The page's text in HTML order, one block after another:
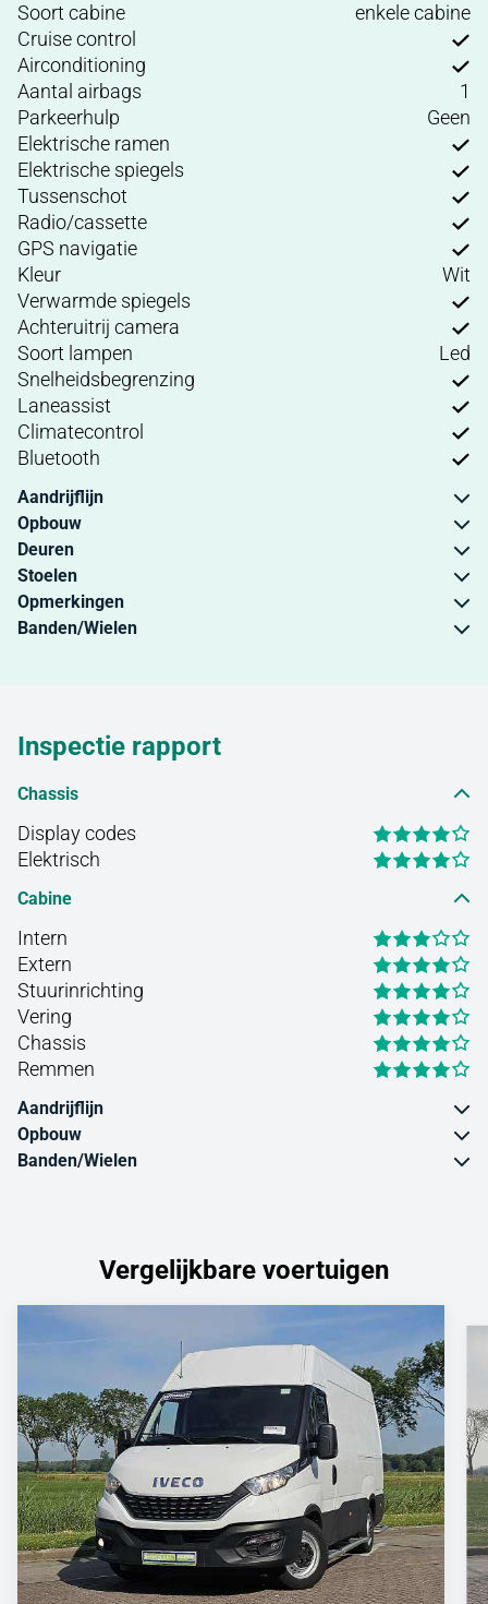
Soort cabine
enkele cabine
Cruise control
Airconditioning
Aantal airbags
1
Parkeerhulp
Geen
Elektrische ramen
Elektrische spiegels
Tussenschot
Radio/cassette
GPS navigatie
Kleur
Wit
Verwarmde spiegels
Achteruitrij camera
Soort lampen
Led
Snelheidsbegrenzing
Laneassist
Climatecontrol
Bluetooth
Aandrijflijn
Opbouw
Deuren
Stoelen
Opmerkingen
Banden/Wielen
Inspectie rapport
Chassis
Display codes
Elektrisch
Cabine
Intern
Extern
Stuurinrichting
Vering
Chassis
Remmen
Aandrijflijn
Opbouw
Banden/Wielen
Vergelijkbare voertuigen